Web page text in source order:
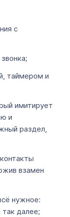
с
таймером и
имитирует
и
раздел,
взамен
нужное:
далее;